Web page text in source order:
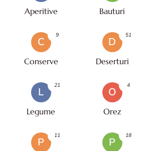
Aperitive Bauturi
C
Conserve
9
D
Deserturi
51
L
Legume
21
O
Orez
4
P
11
P
18